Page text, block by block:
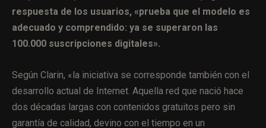
respuesta de los usuarios, «prueba que el modelo es
adecuado y comprendido: ya se superaron las
100.000 suscripciones digitales».
Según Clarin, «la iniciativa se corresponde también con el
desarrollo actual de Internet. Aquella red que nació hace
dos décadas largas con contenidos gratuitos pero sin
garantía de calidad, devino con el tiempo en un